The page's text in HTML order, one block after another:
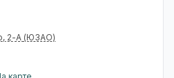
2-А (ЮЗАО)